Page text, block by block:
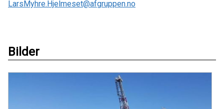
LarsMyhre.Hjelmeset@afgruppen.no
Bilder